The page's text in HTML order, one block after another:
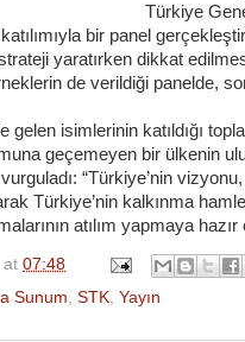
Türkiye
katılımıyla bir panel
yaratırken dikkat
de verildiği panelde,
gelen isimlerinin katıldığı
geçemeyen bir ülkenin
“Türkiye’nin
Türkiye’nin kalkınma
atılım yapmaya
at 07:48
Sunum STK Yayın